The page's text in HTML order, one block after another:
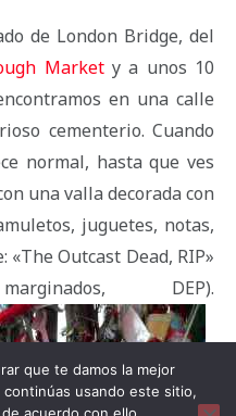
de London Bridge, del
Markety a unos 10
en una calle
cementerio. Cuando
normal, hasta que ves
una valla decorada con
juguetes, notas,
«The Outcast Dead, RIP»
DEP).
que te damos la mejor
usando este sitio,